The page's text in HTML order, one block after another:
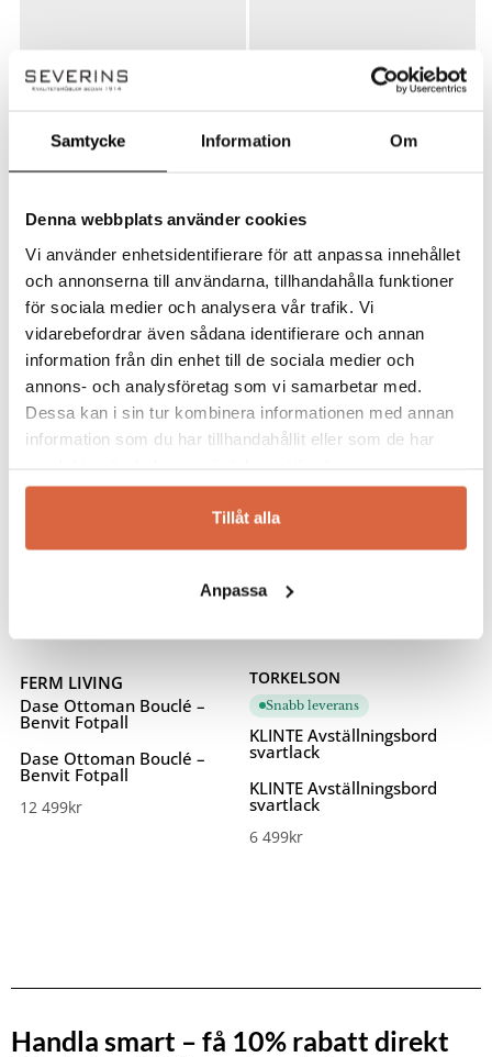
Samtycke Information Om
Denna webbplats använder cookies
Vi använder enhetsidentifierare för att anpassa innehållet
och annonserna till användarna, tillhandahålla funktioner
för sociala medier och analysera vår trafik. Vi
vidarebefordrar även sådana identifierare och annan
information från din enhet till de sociala medier och
annons- och analysföretag som vi samarbetar med.
Dessa kan i sin tur kombinera informationen med annan
information som du har tillhandahållit eller som de har
Tillåt alla
Anpassa
FERM LIVING
Dase Ottoman Nordic
Bouclé – Off-White Fotpall
Dase Ottoman Nordic
Bouclé – Off-White Fotpall
12 499kr
FERM LIVING
Dase Ottoman Cotton L –
Natural Fotpall
Dase Ottoman Cotton L –
Natural Fotpall
7 809 kr
FERM LIVING
Dase Ottoman Bouclé –
Benvit Fotpall
Dase Ottoman Bouclé –
Benvit Fotpall
12 499kr
TORKELSON
Snabb leverans
KLINTE Avställningsbord
svartlack
KLINTE Avställningsbord
svartlack
6 499kr
Handla smart – få 10% rabatt direkt